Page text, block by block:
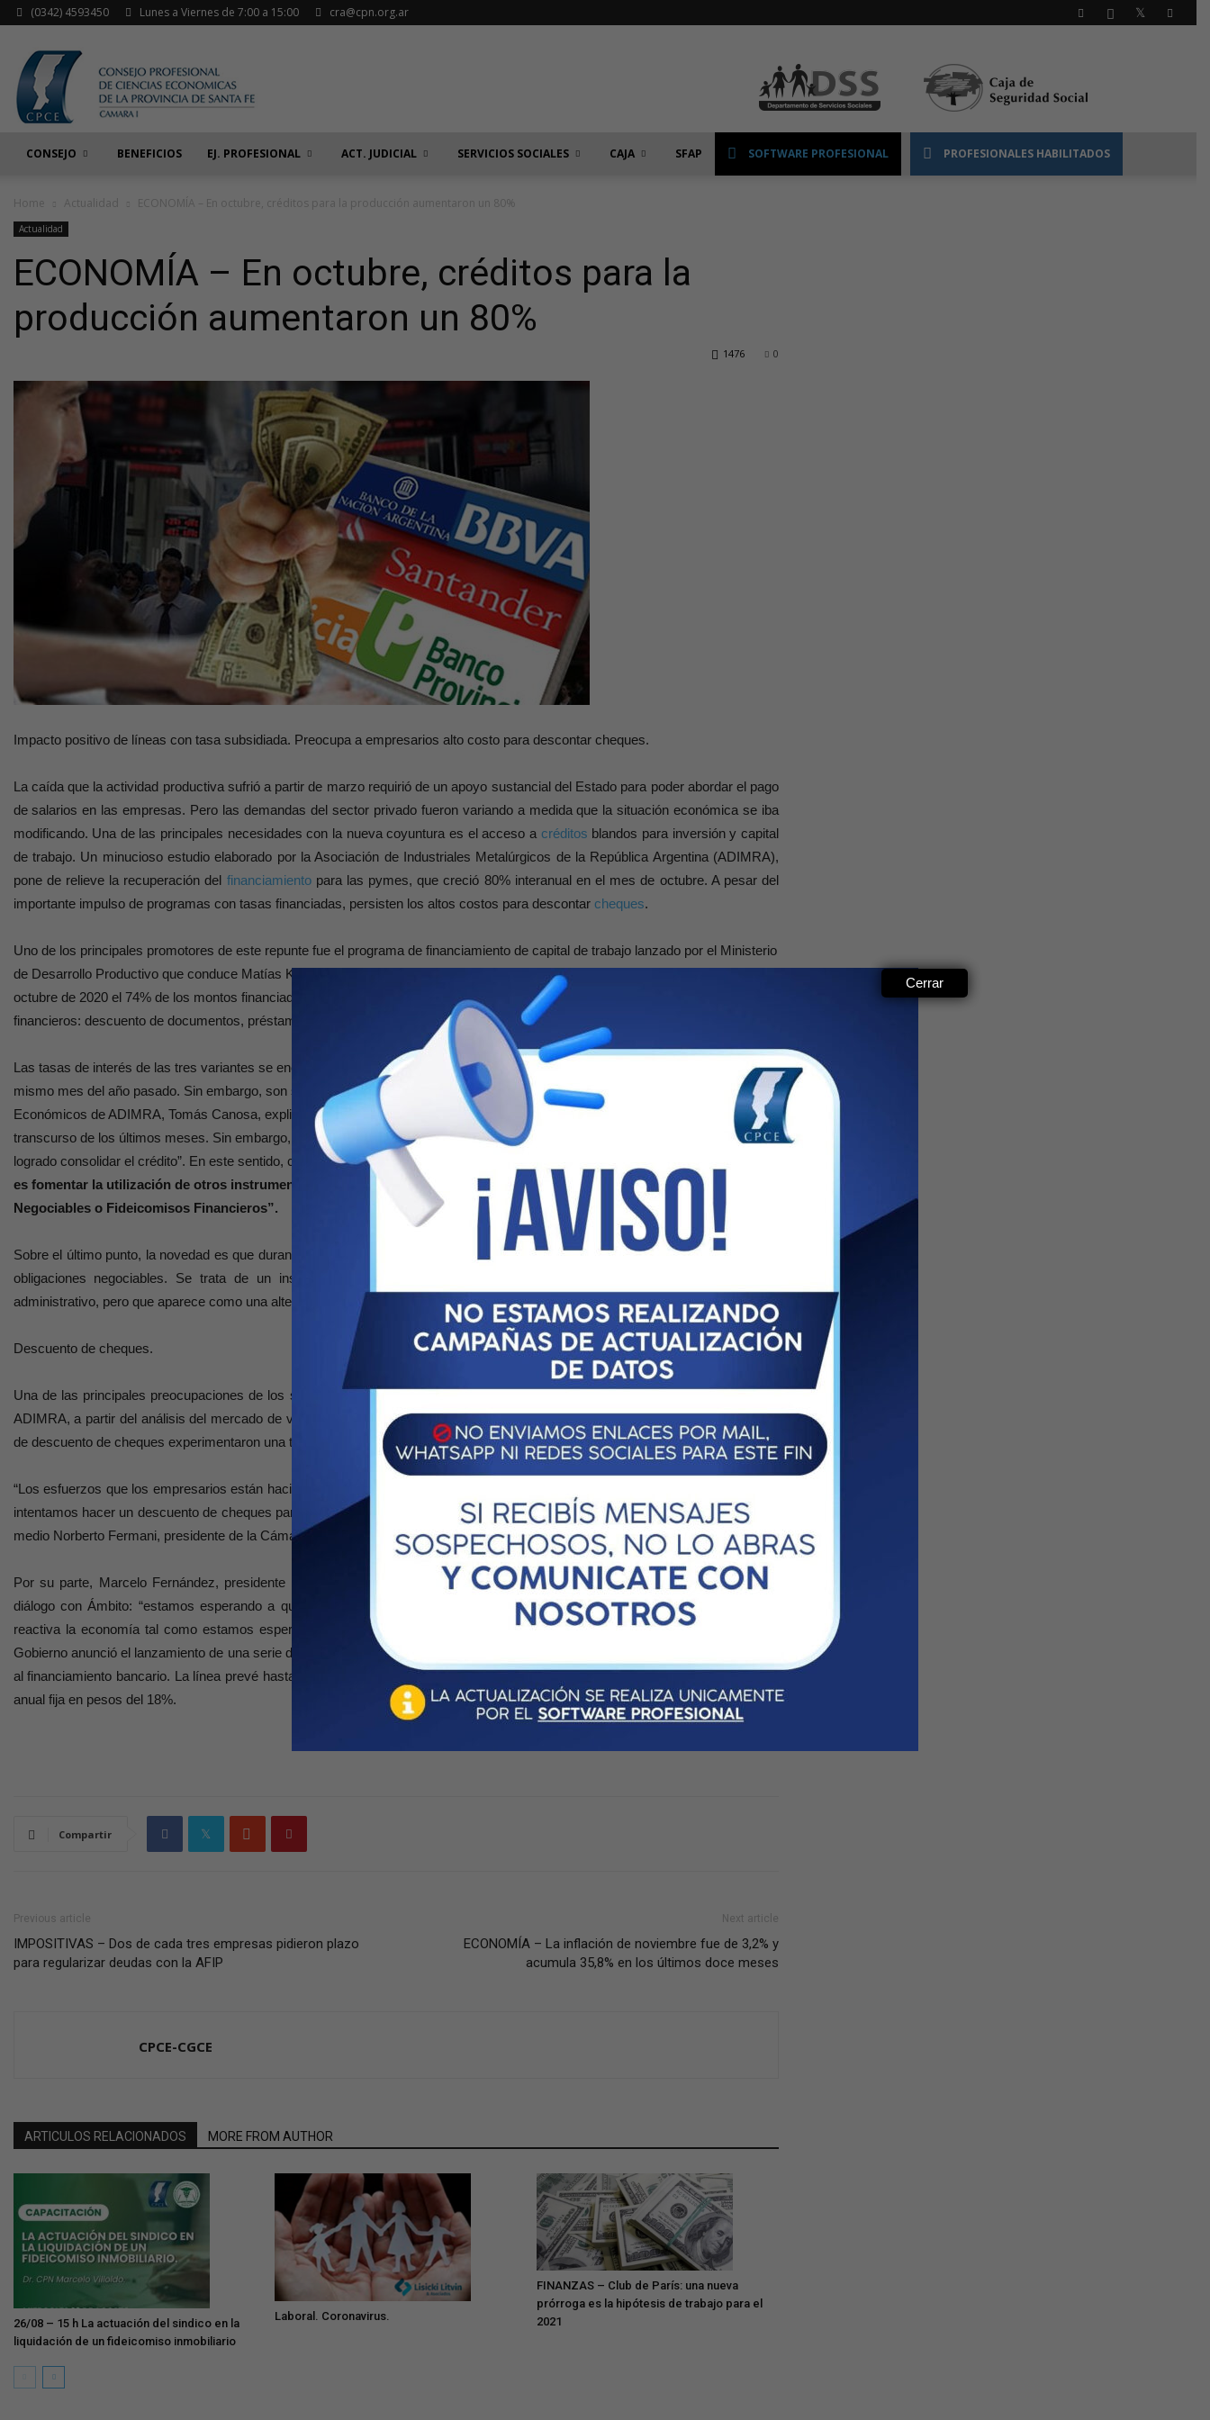
(0342) 4593450 Lunes a Viernes de 7:00 a 15:00 cra@cpn.org.ar
CONSEJO BENEFICIOS EJ. PROFESIONAL ACT. JUDICIAL SERVICIOS SOCIALES CAJA SFAP SOFTWARE PROFESIONAL PROFESIONALES HABILITADOS
Home Actualidad ECONOMÍA – En octubre, créditos para la producción aumentaron un 80%
Actualidad
ECONOMÍA – En octubre, créditos para la
producción aumentaron un 80%
0
1476
Impacto positivo de líneas con tasa subsidiada. Preocupa a empresarios alto costo para descontar cheques.
La caída que la actividad productiva sufrió a partir de marzo requirió de un apoyo sustancial del Estado para poder abordar el pago
de salarios en las empresas. Pero las demandas del sector privado fueron variando a medida que la situación económica se iba
modificando. Una de las principales necesidades con la nueva coyuntura es el acceso a créditos blandos para inversión y capital
de trabajo. Un minucioso estudio elaborado por la Asociación de Industriales Metalúrgicos de la República Argentina (ADIMRA),
pone de relieve la recuperación del financiamientopara las pymes, que creció 80% interanual en el mes de octubre. A pesar del
importante impulso de programas con tasas financiadas, persisten los altos costos para descontar cheques.
Uno de los principales promotores de este repunte fue el programa de financiamiento de capital de trabajo lanzado por el Ministerio
de Desarrollo Productivo que conduce Matías Kulfas. Esta línea ya lleva otorgados $537 mil millones. Los datos marcan que en
octubre de 2020 el 74% de los montos financiados a las pequeñas y medianas empresas se explicó a partir de tres instrumentos
financieros: descuento de documentos, préstamos a sola firma y adelanto en cuenta corriente.
Las tasas de interés de las tres variantes se encuentran entre 34 y 45 puntos porcentuales por debajo de las registradas para el
mismo mes del año pasado. Sin embargo, son superiores a las registradas en septiembre del 2020. El director de Estudios
Económicos de ADIMRA, Tomás Canosa, explicó a Ámbito que “las estadísticas muestran un crecimiento del financiamiento en el
transcurso de los últimos meses. Sin embargo, no hay que perder de vista que la base comparación es baja y que Argentina no ha
logrado consolidar el crédito”. En este sentido, consideró:“el desafío además de profundizar el tamaño del crédito bancario,
es fomentar la utilización de otros instrumentos en el mercado de capitales como podrían ser las Obligaciones
Negociables o Fideicomisos Financieros”.
Sobre el último punto, la novedad es que durante noviembre cuatro pequeñas y medianas empresas metalúrgicas pudieron emitir
obligaciones negociables. Se trata de un instrumento poco difundido entre las pymes y que requiere un intenso trabajo
administrativo, pero que aparece como una alternativa interesante en un contexto de elevados costos de financiación.
Descuento de cheques.
Una de las principales preocupaciones de los sectores productivos es la dificultad para descontar cheques. Según el estudio de
ADIMRA, a partir del análisis del mercado de valores en las últimas cuatro semanas, se observa de modo general que las tasas
de descuento de cheques experimentaron una tendencia alcista.
“Los esfuerzos que los empresarios están haciendo son con financiamiento propio. En nuestro caso particular, la semana pasada
intentamos hacer un descuento de cheques para poder afrontar los gastos de fin de año y nos pasaron tasas de 36%”, dijo a este
medio Norberto Fermani, presidente de la Cámara Argentina de Industrias Ópticas y Afines.
Por su parte, Marcelo Fernández, presidente de la Confederación General Empresaria de la República Argentina, remarcó en
diálogo con Ámbito: “estamos esperando a que termine el 2020, que es un año que todavía tiene tasas altas. Si en 2021 se
reactiva la economía tal como estamos esperando, vamos a necesitar las líneas de financiamiento del 18%”. Este viernes, el
Gobierno anunció el lanzamiento de una serie de créditos destinados a pymes y cooperativas que tienen dificultades para acceder
al financiamiento bancario. La línea prevé hasta $15 millones por proyecto, con un plazo de hasta 7 años y con una tasa nominal
anual fija en pesos del 18%.
Compartir
Previous article
IMPOSITIVAS – Dos de cada tres empresas pidieron plazo
para regularizar deudas con la AFIP
Next article
ECONOMÍA – La inflación de noviembre fue de 3,2% y
acumula 35,8% en los últimos doce meses
CPCE-CGCE
ARTICULOS RELACIONADOS MORE FROM AUTHOR
26/08 – 15 h La actuación del sindico en la
liquidación de un fideicomiso inmobiliario
Laboral. Coronavirus.
FINANZAS – Club de París: una nueva
prórroga es la hipótesis de trabajo para el
2021
Cerrar